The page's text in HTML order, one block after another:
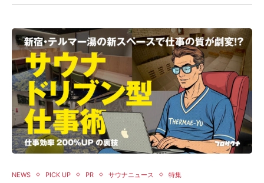
NEWS PICK UP PR サウナニュース 特集